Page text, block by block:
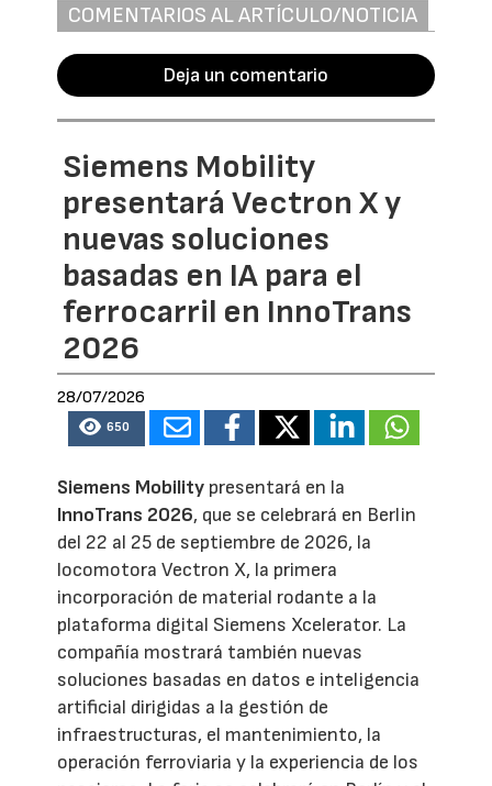
COMENTARIOS AL ARTÍCULO/NOTICIA
Deja un comentario
Siemens Mobility
presentará Vectron X y
nuevas soluciones
basadas en IA para el
ferrocarril en InnoTrans
2026
28/07/2026
650
Siemens Mobility presentará en la
InnoTrans 2026, que se celebrará en Berlin
del 22 al 25 de septiembre de 2026, la
locomotora Vectron X, la primera
incorporación de material rodante a la
plataforma digital Siemens Xcelerator. La
compañía mostrará también nuevas
soluciones basadas en datos e inteligencia
artificial dirigidas a la gestión de
infraestructuras, el mantenimiento, la
operación ferroviaria y la experiencia de los